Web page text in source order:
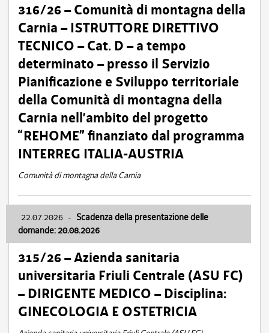
316/26 – Comunità di montagna della
Carnia – ISTRUTTORE DIRETTIVO
TECNICO – Cat. D – a tempo
determinato – presso il Servizio
Pianificazione e Sviluppo territoriale
della Comunità di montagna della
Carnia nell’ambito del progetto
“REHOME” finanziato dal programma
INTERREG ITALIA-AUSTRIA
Comunità di montagna della Carnia
22.07.2026 - Scadenza della presentazione delle
domande: 20.08.2026
315/26 – Azienda sanitaria
universitaria Friuli Centrale (ASU FC)
– DIRIGENTE MEDICO – Disciplina:
GINECOLOGIA E OSTETRICIA